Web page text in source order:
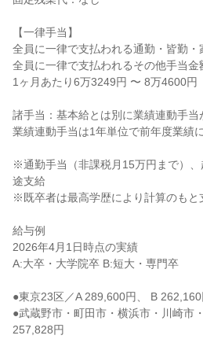
【一律手当】
全員に一律で支払われる通勤・皆勤・
全員に一律で支払われるその他手当金
1ヶ月あたり6万3249円 〜 8万4600円
諸手当：基本給とは別に業績連動手当
業績連動手当は1年単位で前年度業績
※通勤手当（非課税月15万円まで）
途支給
※既卒者は最高学歴により計算のもと
給与例
2026年4月1日時点の実績
A:大卒・大学院卒 B:短大・専門卒
●東京23区／A 289,600円、 B 262,160
●武蔵野市・町田市・横浜市・川崎市
257,828円